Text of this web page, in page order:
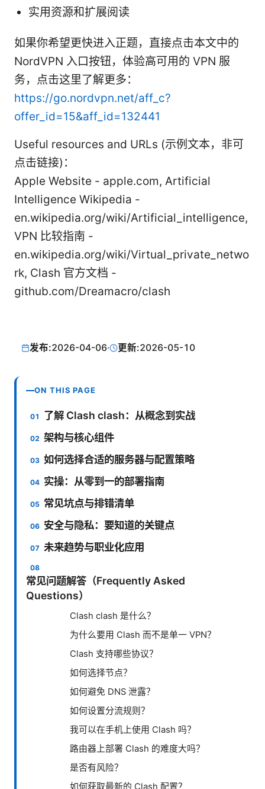
实用资源和扩展阅读
如果你希望更快进入正题，直接点击本文中的
NordVPN 入口按钮，体验高可用的 VPN 服
务，点击这里了解更多：
https://go.nordvpn.net/aff_c?
offer_id=15&aff_id=132441
Useful resources and URLs (示例文本，非可
点击链接)：
Apple Website - apple.com, Artificial
Intelligence Wikipedia -
en.wikipedia.org/wiki/Artificial_intelligence,
VPN 比较指南 -
en.wikipedia.org/wiki/Virtual_private_netwo
rk, Clash 官方文档 -
github.com/Dreamacro/clash
发布:2026-04-06· 更新:2026-05-10
ON THIS PAGE
了解 Clash clash：从概念到实战
架构与核心组件
如何选择合适的服务器与配置策略
实操：从零到一的部署指南
常见坑点与排错清单
安全与隐私：要知道的关键点
未来趋势与职业化应用
常见问题解答（Frequently Asked
Questions）
Clash clash 是什么？
为什么要用 Clash 而不是单一 VPN？
Clash 支持哪些协议？
如何选择节点？
如何避免 DNS 泄露？
如何设置分流规则？
我可以在手机上使用 Clash 吗？
路由器上部署 Clash 的难度大吗？
是否有风险？
如何获取最新的 Clash 配置？